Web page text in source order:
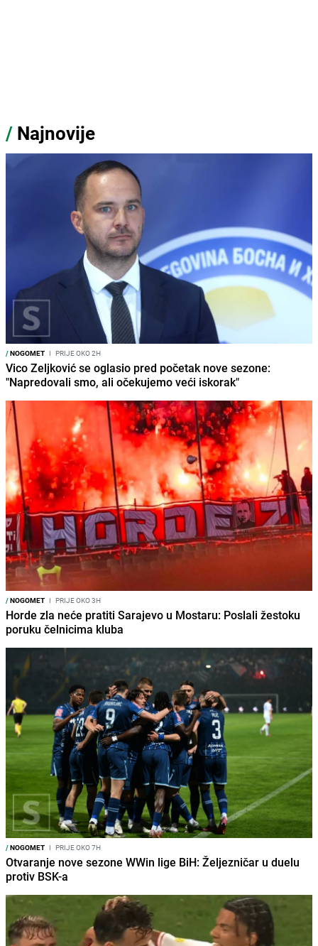
/ Najnovije
/NOGOMET I PRIJE OKO 2H
Vico Zeljković se oglasio pred početak nove sezone:
"Napredovali smo, ali očekujemo veći iskorak"
/NOGOMET I PRIJE OKO 3H
Horde zla neće pratiti Sarajevo u Mostaru: Poslali žestoku
poruku čelnicima kluba
/NOGOMET I PRIJE OKO 7H
Otvaranje nove sezone WWin lige BiH: Željezničar u duelu
protiv BSK-a